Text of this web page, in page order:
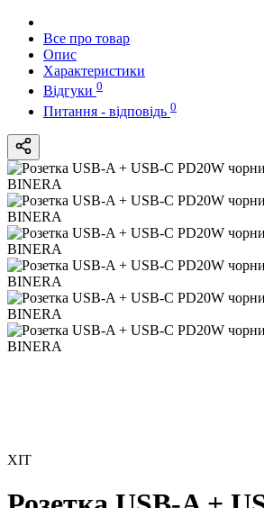
Все про товар
Опис
Характеристики
Відгуки 0
Питання - відповідь 0
ХІТ